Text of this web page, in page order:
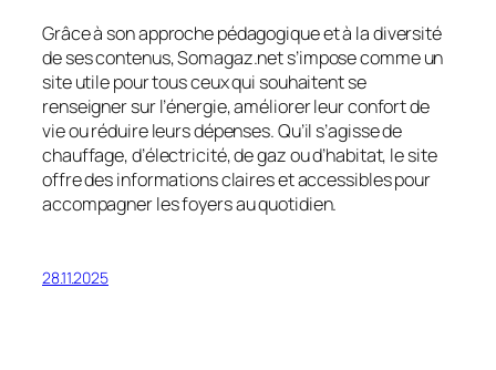
Grâce à son approche pédagogique et à la diversité
de ses contenus, Somagaz.net s’impose comme un
site utile pour tous ceux qui souhaitent se
renseigner sur l’énergie, améliorer leur confort de
vie ou réduire leurs dépenses. Qu’il s’agisse de
chauffage, d’électricité, de gaz ou d’habitat, le site
offre des informations claires et accessibles pour
accompagner les foyers au quotidien.
28.11.2025